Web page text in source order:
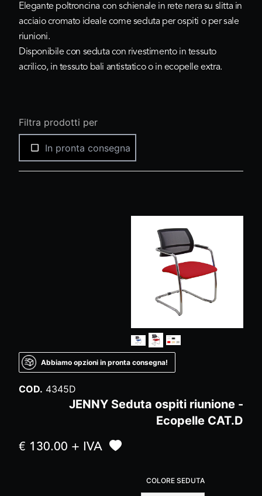
Elegante poltroncina con schienale in rete nera su slitta in
acciaio cromato ideale come seduta per ospiti o per sale
riunioni.
Disponibile con seduta con rivestimento in tessuto
acrilico, in tessuto bali antistaticoo in ecopelle extra.
Filtra prodotti per
In pronta consegna
Abbiamo opzioni in pronta consegna!
COD. 4345D
JENNY Seduta ospiti riunione -
Ecopelle CAT.D
€ 130.00 + IVA
COLORE SEDUTA